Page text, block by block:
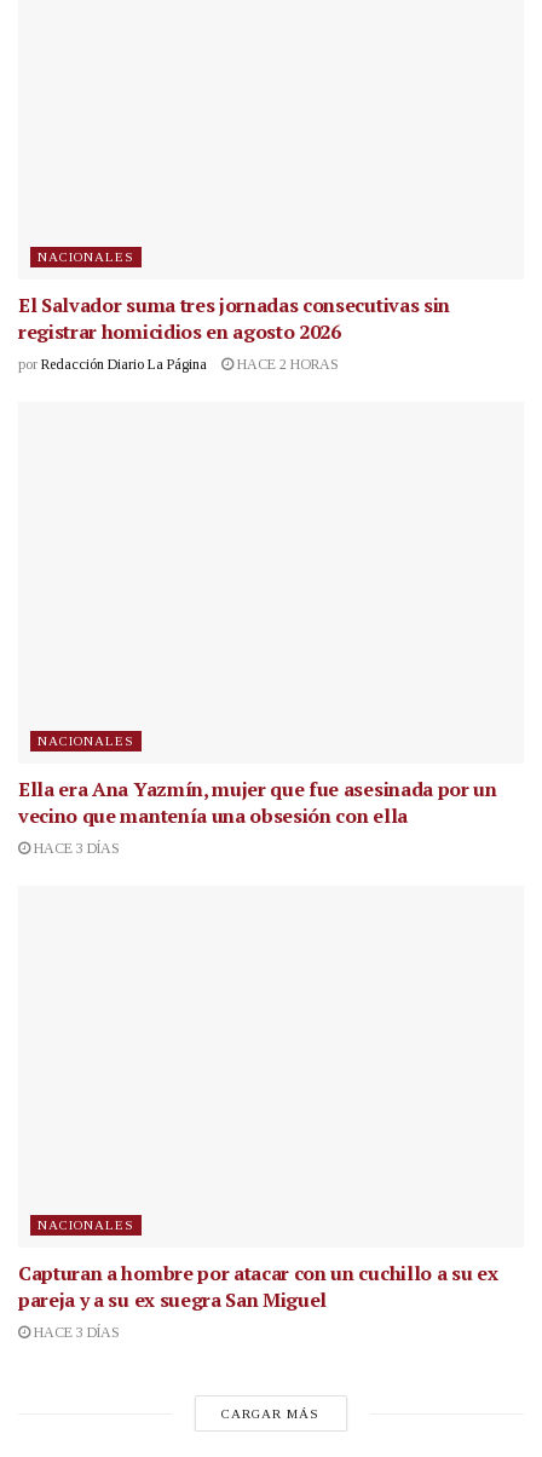
NACIONALES
El Salvador suma tres jornadas consecutivas sin
registrar homicidios en agosto 2026
por Redacción Diario La Página HACE 2 HORAS
NACIONALES
Ella era Ana Yazmín, mujer que fue asesinada por un
vecino que mantenía una obsesión con ella
HACE 3 DÍAS
NACIONALES
Capturan a hombre por atacar con un cuchillo a su ex
pareja y a su ex suegra San Miguel
HACE 3 DÍAS
CARGAR MÁS